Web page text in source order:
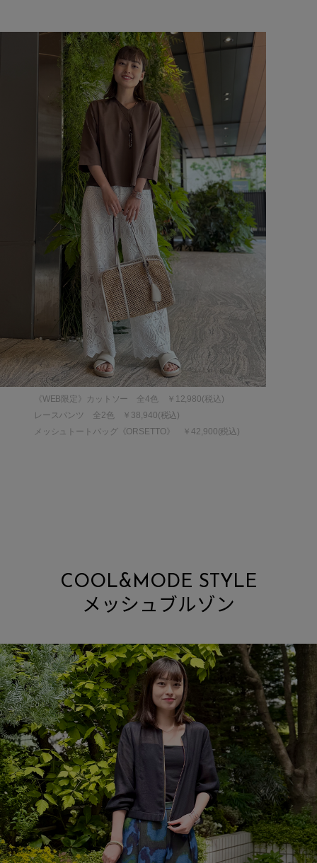
《WEB限定》カットソー 全4色 ￥12,980(税込)
レースパンツ 全2色 ￥38,940(税込)
メッシュトートバッグ《ORSETTO》 ￥42,900(税込)
COOL&MODE STYLE
メッシュブルゾン